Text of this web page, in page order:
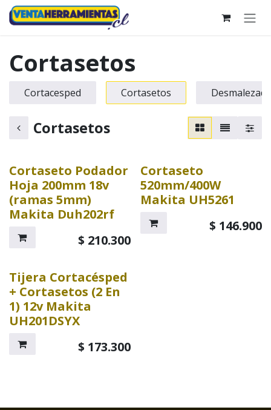
Ir al contenido
Cortasetos
Cortacesped Cortasetos
Cortasetos
Cortaseto Podador
Hoja 200mm 18v
(ramas 5mm)
Makita Duh202rf
$ 210.300
Cortaseto
520mm/400W
Makita UH5261
$ 146.900
Tijera Cortacésped
+ Cortasetos (2 En
1) 12v Makita
UH201DSYX
$ 173.300